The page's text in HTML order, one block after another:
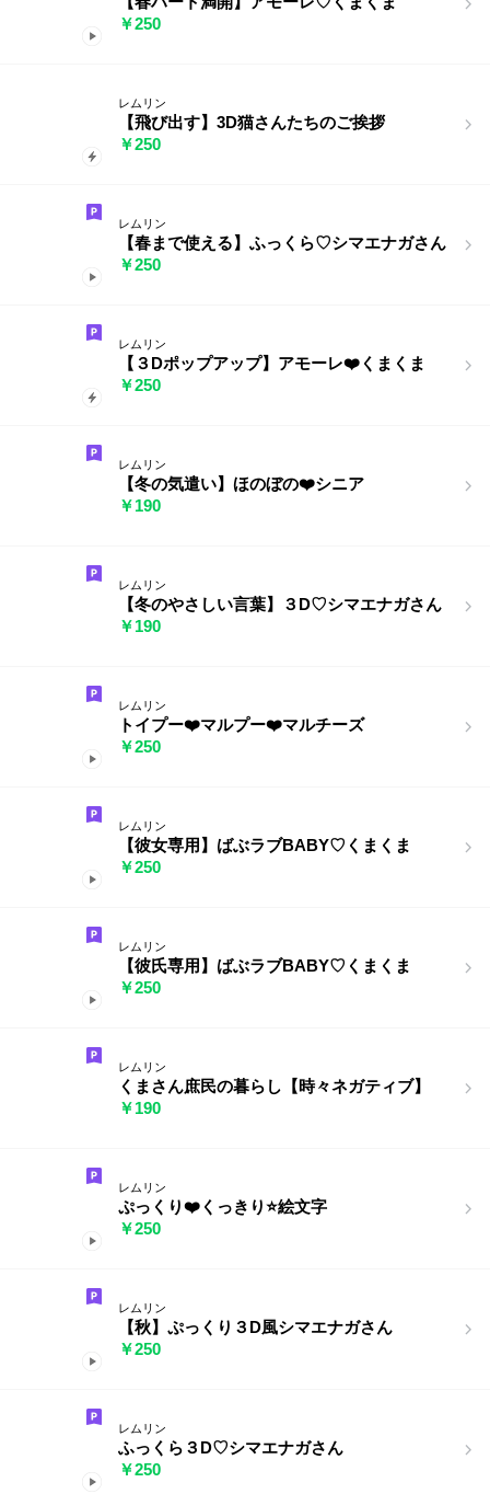
￥250
レムリン
【飛び出す】3D猫さんたちのご挨拶
￥250
レムリン
【春まで使える】ふっくら♡シマエナガさん
￥250
レムリン
【３Dポップアップ】アモーレ❤️くまくま
￥250
レムリン
【冬の気遣い】ほのぼの❤️シニア
￥190
レムリン
【冬のやさしい言葉】３D♡シマエナガさん
￥190
レムリン
トイプー❤️マルプー❤️マルチーズ
￥250
レムリン
【彼女専用】ばぶラブBABY♡くまくま
￥250
レムリン
【彼氏専用】ばぶラブBABY♡くまくま
￥250
レムリン
くまさん庶民の暮らし【時々ネガティブ】
￥190
レムリン
ぷっくり❤️くっきり⭐️絵文字
￥250
レムリン
【秋】ぷっくり３D風シマエナガさん
￥250
レムリン
ふっくら３D♡シマエナガさん
￥250